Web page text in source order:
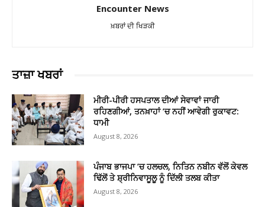
Encounter News
ਖ਼ਬਰਾਂ ਦੀ ਖਿੜਕੀ
ਤਾਜ਼ਾ ਖਬਰਾਂ
ਮੀਰੀ-ਪੀਰੀ ਹਸਪਤਾਲ ਦੀਆਂ ਸੇਵਾਵਾਂ ਜਾਰੀ
ਰਹਿਣਗੀਆਂ, ਤਨਖ਼ਾਹਾਂ ’ਚ ਨਹੀਂ ਆਵੇਗੀ ਰੁਕਾਵਟ:
ਧਾਮੀ
August 8, 2026
ਪੰਜਾਬ ਭਾਜਪਾ ’ਚ ਹਲਚਲ, ਨਿਤਿਨ ਨਬੀਨ ਵੱਲੋਂ ਕੇਵਲ
ਢਿੱਲੋਂ ਤੇ ਸ਼੍ਰੀਨਿਵਾਸੂਲੂ ਨੂੰ ਦਿੱਲੀ ਤਲਬ ਕੀਤਾ
August 8, 2026